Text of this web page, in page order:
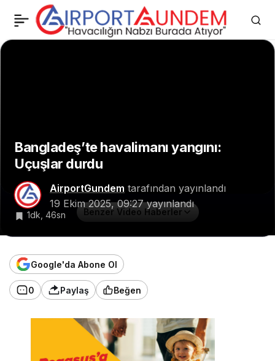
Benzer Video Haberler
Bangladeş’te havalimanı yangını:
Uçuşlar durdu
AirportGundem tarafından yayınlandı
19 Ekim 2025, 09:27yayınlandı
1dk, 46sn
Google'da Abone Ol
0 Paylaş Beğen
Havada batarya yangını! 0 Paylaş